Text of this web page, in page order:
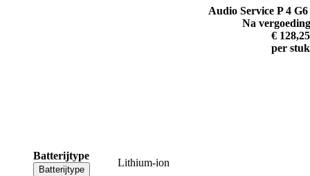
Audio Service P 4
Na
€ 128,25
per stuk
Batterijtype
Batterijtype
Lithium-ion